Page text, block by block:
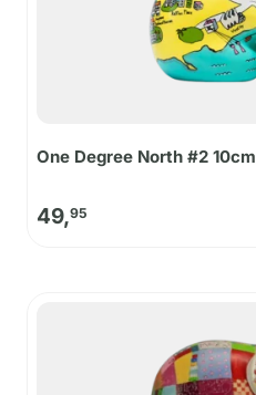
One Degree North #2 10cm
49,95